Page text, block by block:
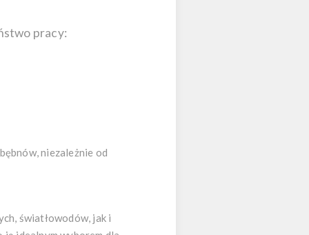
pracy:
niezależnie od
światłowodów, jak i